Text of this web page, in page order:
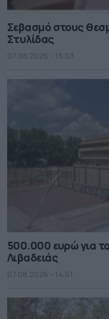
Σεβασμό στους
Στυλίδας
07.08.2026 - 15.03
500.000 ευρώ για
Λιβαδειάς
07.08.2026 - 14.51